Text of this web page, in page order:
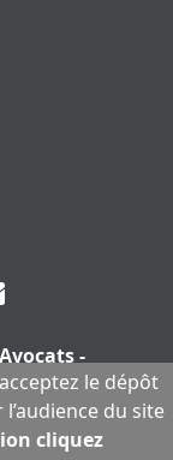
-
euros| le dépôt
du site
cliquez